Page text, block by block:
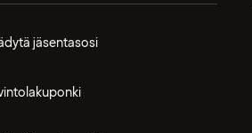
jäsentasosi